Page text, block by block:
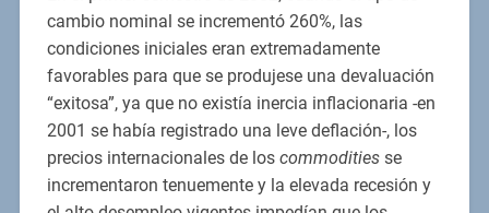
cambio nominal se incrementó 260%, las
condiciones iniciales eran extremadamente
favorables para que se produjese una devaluación
“exitosa”, ya que no existía inercia inflacionaria -en
2001 se había registrado una leve deflación-, los
precios internacionales de los commoditiesse
incrementaron tenuemente y la elevada recesión y